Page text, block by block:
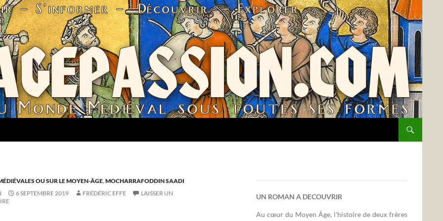
OU SUR LE MOYEN-ÂGE,MOCHARRAFODDIN SAADI
6 SEPTEMBRE 2019 FRÉDÉRIC EFFE
LAISSER UN
UN ROMAN A DECOUVRIR
Au cœur du Moyen Âge, l'histoire de deux frères